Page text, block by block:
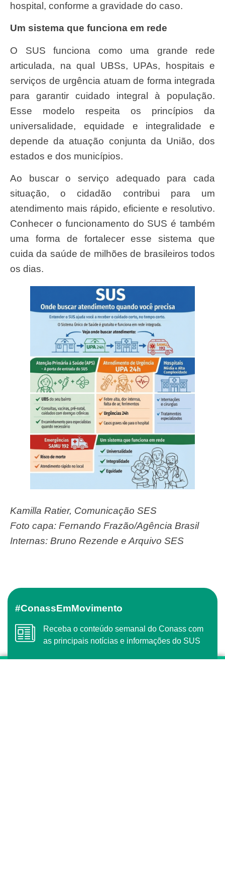
hospital, conforme a gravidade do caso.
Um sistema que funciona em rede
O SUS funciona como uma grande rede
articulada, na qual UBSs, UPAs, hospitais e
serviços de urgência atuam de forma integrada
para garantir cuidado integral à população.
Esse modelo respeita os princípios da
universalidade, equidade e integralidade e
depende da atuação conjunta da União, dos
estados e dos municípios.
Ao buscar o serviço adequado para cada
situação, o cidadão contribui para um
atendimento mais rápido, eficiente e resolutivo.
Conhecer o funcionamento do SUS é também
uma forma de fortalecer esse sistema que
cuida da saúde de milhões de brasileiros todos
os dias.
Kamilla Ratier, Comunicação SES
Foto capa: Fernando Frazão/Agência Brasil
Internas: Bruno Rezende e Arquivo SES
#ConassEmMovimento
Receba o conteúdo semanal do Conass com
as principais notícias e informações do SUS